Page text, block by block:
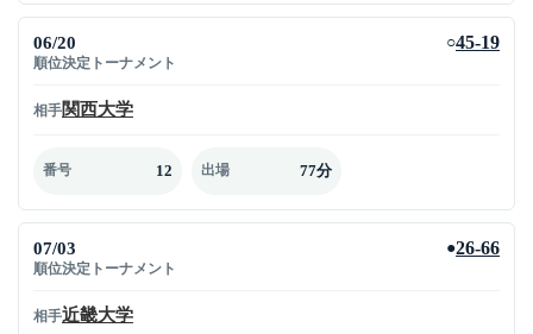
06/20
順位決定トーナメント
○45-19
相手関西大学
番号 12 出場 77分
07/03
順位決定トーナメント
●26-66
相手近畿大学